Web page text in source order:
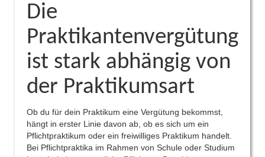
Die
Praktikantenvergütung
ist stark abhängig von
der Praktikumsart
Ob du für dein Praktikum eine Vergütung bekommst,
hängt in erster Linie davon ab, ob es sich um ein
Pflichtpraktikum oder ein freiwilliges Praktikum handelt.
Bei Pflichtpraktika im Rahmen von Schule oder Studium